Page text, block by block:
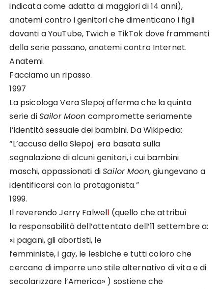
indicata come adatta ai maggiori di 14 anni),
anatemi contro i genitori che dimenticano i figli
davanti a YouTube, Twich e TikTok dove frammenti
della serie passano, anatemi contro Internet.
Anatemi.
Facciamo un ripasso.
1997
La psicologa Vera Slepoj afferma che la quinta
serie diSailor Moon compromette seriamente
l’identità sessuale dei bambini. Da Wikipedia:
“L’accusa della Slepoj era basata sulla
segnalazione di alcuni genitori, i cui bambini
maschi, appassionati diSailor Moon, giungevano a
identificarsi con la protagonista.”
1999.
Il reverendo Jerry Falwell (quello che attribuì
la responsabilità dell’attentato dell’11 settembre a:
«i pagani, gli abortisti, le
femministe, i gay, le lesbiche e tutti coloro che
cercano di imporre uno stile alternativo di vita e di
secolarizzare l’America» ) sostiene che